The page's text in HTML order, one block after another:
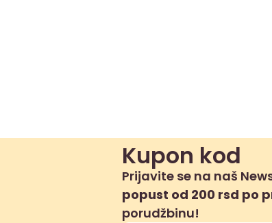
Kupon kod
Prijavite se na naš
popust od 200 rsd po
porudžbinu!